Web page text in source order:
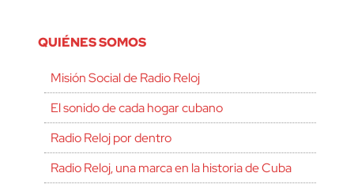
QUIÉNES SOMOS
Misión Social de Radio Reloj
El sonido de cada hogar cubano
Radio Reloj por dentro
Radio Reloj, una marca en la historia de Cuba